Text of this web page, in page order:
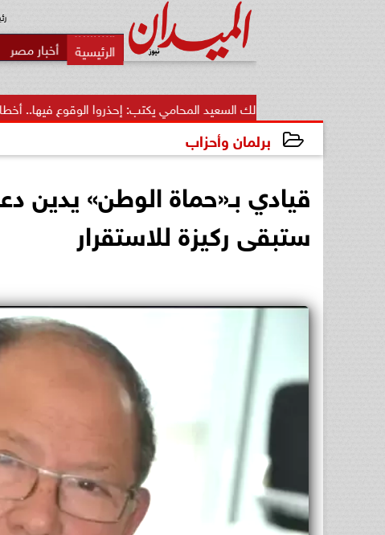
أخبار مصر
مالك السعيد المحامي يكتب: إحذروا الوقوع فيها.. أخطاء قاتلة تضيع...
برلمان وأحزاب
قيادي بـ«حماة الوطن»
ستبقى ركيزة للاستقرار